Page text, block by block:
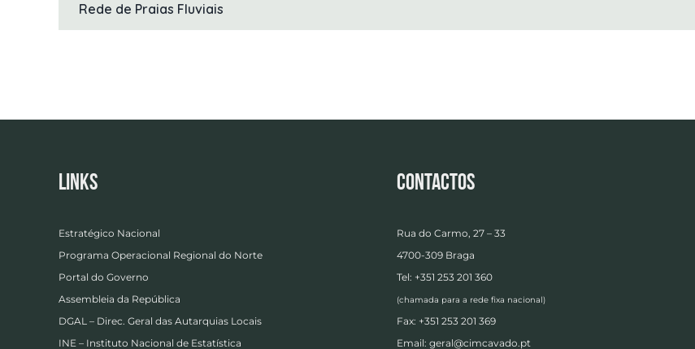
Rede de Praias Fluviais
Links
Estratégico Nacional
Programa Operacional Regional do Norte
Portal do Governo
Assembleia da República
DGAL – Direc. Geral das Autarquias Locais
INE – Instituto Nacional de Estatística
Contactos
Rua do Carmo, 27 – 33
4700-309 Braga
Tel: +351 253 201 360
(chamada para a rede fixa nacional)
Fax: +351 253 201 369
Email: geral@cimcavado.pt